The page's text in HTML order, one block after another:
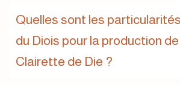
Quelles sont les
du Diois pour la production
Clairette de Die ?